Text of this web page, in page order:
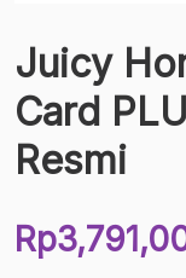
Juicy
Card
Resmi
Rp